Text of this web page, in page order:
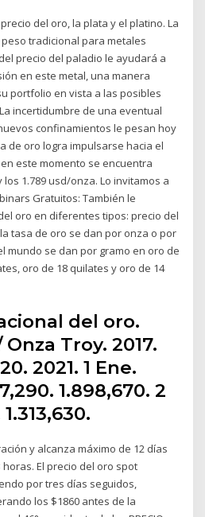
del oro, la plata y el platino. La
tradicional para metales
precio del paladio le ayudará a
en este metal, una manera
portfolio en vista a las posibles
incertidumbre de una eventual
confinamientos le pesan hoy
de oro logra impulsarse hacia el
este momento se encuentra
1.789 usd/onza. Lo invitamos a
Gratuitos: También le
oro en diferentes tipos: precio del
tasa de oro se dan por onza o por
mundo se dan por gramo en oro de
oro de 18 quilates y oro de 14
del oro.
Troy. 2017.
2021. 1 Ene.
1.898,670. 2
y alcanza máximo de 12 días
horas. El precio del oro spot
por tres días seguidos,
los $1860 antes de la